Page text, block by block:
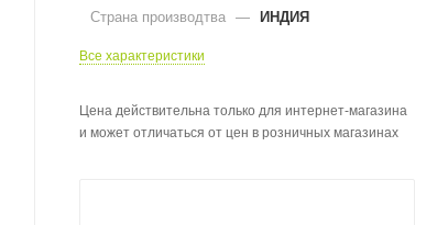
Страна производтва — ИНДИЯ
Все характеристики
Цена действительна только для интернет-магазина
и может отличаться от цен в розничных магазинах